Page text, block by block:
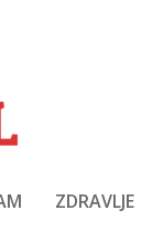
ZDRAVLJE